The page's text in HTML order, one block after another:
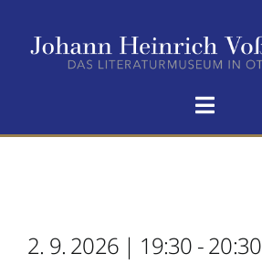
Inhalt
springen
Toggle
2. 9. 2026 | 19:30 - 20:30